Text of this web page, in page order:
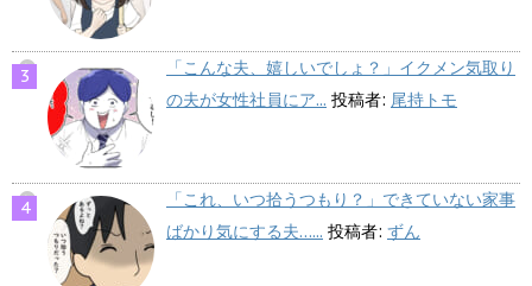
「こんな夫、嬉しいでしょ？」イクメン気取り
の夫が女性社員にア... 投稿者: 尾持トモ
「これ、いつ拾うつもり？」できていない家事
ばかり気にする夫…... 投稿者: ずん